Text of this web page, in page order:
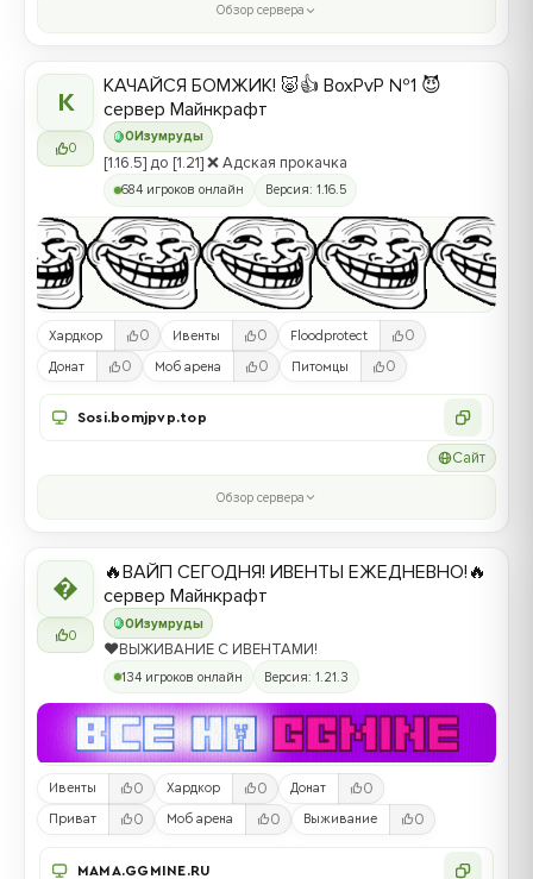
Обзор сервера
К
0
0 Изумруды
КАЧАЙСЯ БОМЖИК! 🐷👍 BoxPvP №1 😈
сервер Майнкрафт
[1.16.5] до [1.21] ❌ Адская прокачка
684 игроков онлайн Версия: 1.16.5
Хардкор 0 Ивенты 0 Floodprotect 0
Донат 0 Моб арена 0 Питомцы 0
Sosi.bomjpvp.top
Сайт
Обзор сервера

0
0Изумруды
🔥ВАЙП СЕГОДНЯ! ИВЕНТЫ ЕЖЕДНЕВНО!🔥
сервер Майнкрафт
❤️ВЫЖИВАНИЕ С ИВЕНТАМИ!
134 игроков онлайн Версия: 1.21.3
Ивенты 0 Хардкор 0 Донат 0
Приват 0 Моб арена 0 Выживание 0
MAMA.GGMINE.RU